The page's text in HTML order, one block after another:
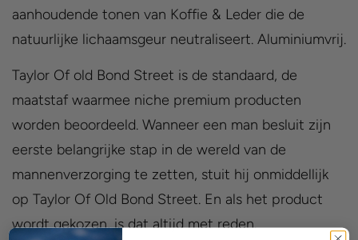
aanhoudende tonen van Koffie & Leder die de
natuurlijke lichaamsgeur neutraliseert. Aluminiumvrij.
Taylor Of old Bond Street is de standaard, de
maatstaf waarmee niche premium producten
worden beoordeeld. Wanneer een man besluit zijn
eerste belangrijke stap in de wereld van de
mannenverzorging te zetten, stuit hij onmiddellijk
op Taylor Of Old Bond Street. En als het product
wordt gekozen, is dat altijd met reden.